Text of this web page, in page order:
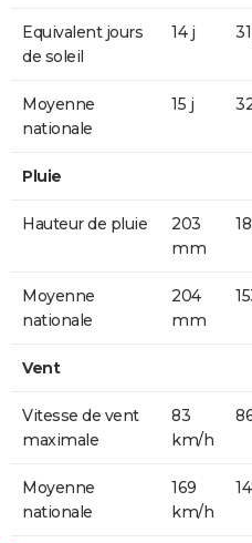
Equivalent jours
de soleil
14 j
Moyenne
nationale
15 j
Pluie
Hauteur de pluie
203
mm
Moyenne
nationale
204
mm
Vent
Vitesse de vent
maximale
83
km/h
Moyenne
nationale
169
km/h